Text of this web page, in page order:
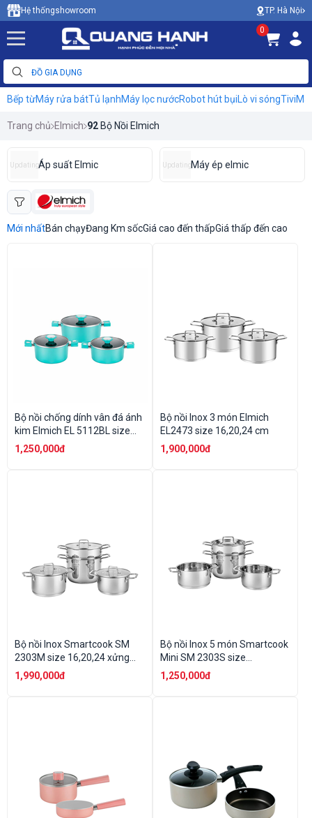
Hệ thốngshowroom TP. Hà Nội
0
Bếp từMáy rửa bátTủ lạnhMáy lọc nướcRobot hút bụiLò vi sóngTivi
Trang chủ Elmich 92 Bộ Nồi Elmich
UpdatingÁp suất Elmic UpdatingMáy ép elmic
Mới nhấtBán chạyĐang Km sốcGiá cao đến thấpGiá thấp đến cao
Bộ nồi chống dính vân đá ánh
kim Elmich EL 5112BL size
18,20,24cm
1,250,000đ
Bộ nồi Inox 3 món Elmich
EL2473 size 16,20,24 cm
1,900,000đ
Bộ nồi Inox Smartcook SM
2303M size 16,20,24 xửng
hấp 3 tầng 20,22,24cm
1,990,000đ
Bộ nồi Inox 5 món Smartcook
Mini SM 2303S size
16,18,20,xửng hấp 3 tầng
size 16,18,20cm
1,250,000đ